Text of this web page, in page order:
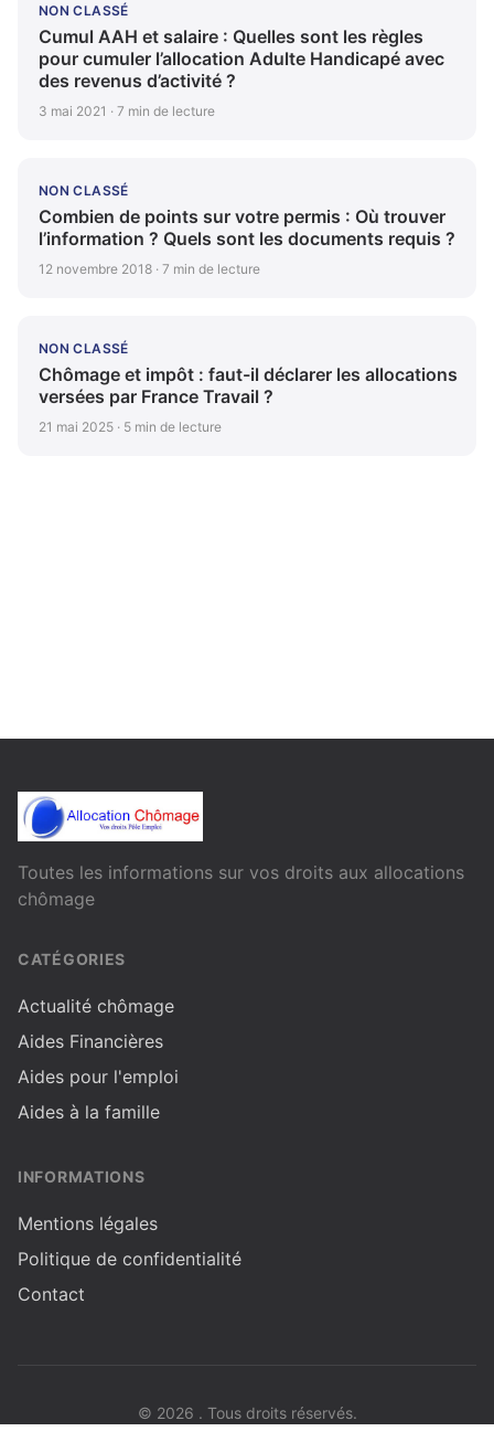
NON CLASSÉ
Cumul AAH et salaire : Quelles sont les règles
pour cumuler l’allocation Adulte Handicapé avec
des revenus d’activité ?
3 mai 2021 · 7 min de lecture
NON CLASSÉ
Combien de points sur votre permis : Où trouver
l’information ? Quels sont les documents requis ?
12 novembre 2018 · 7 min de lecture
NON CLASSÉ
Chômage et impôt : faut-il déclarer les allocations
versées par France Travail ?
21 mai 2025 · 5 min de lecture
Toutes les informations sur vos droits aux allocations
chômage
CATÉGORIES
Actualité chômage
Aides Financières
Aides pour l'emploi
Aides à la famille
INFORMATIONS
Mentions légales
Politique de confidentialité
Contact
© 2026 . Tous droits réservés.